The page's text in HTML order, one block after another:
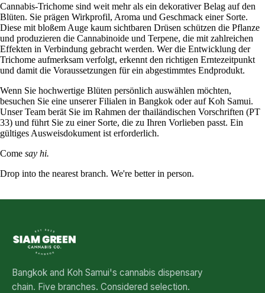
Cannabis-Trichome sind weit mehr als ein dekorativer Belag auf den
Blüten. Sie prägen Wirkprofil, Aroma und Geschmack einer Sorte.
Diese mit bloßem Auge kaum sichtbaren Drüsen schützen die Pflanze
und produzieren die Cannabinoide und Terpene, die mit zahlreichen
Effekten in Verbindung gebracht werden. Wer die Entwicklung der
Trichome aufmerksam verfolgt, erkennt den richtigen Erntezeitpunkt
und damit die Voraussetzungen für ein abgestimmtes Endprodukt.
Wenn Sie hochwertige Blüten persönlich auswählen möchten,
besuchen Sie eine unserer Filialen in Bangkok oder auf Koh Samui.
Unser Team berät Sie im Rahmen der thailändischen Vorschriften (PT
33) und führt Sie zu einer Sorte, die zu Ihren Vorlieben passt. Ein
gültiges Ausweisdokument ist erforderlich.
Come say hi.
Drop into the nearest branch. We're better in person.
Bangkok and Koh Samui's cannabis dispensary
chain. Five branches. Considered selection.